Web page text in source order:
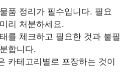
품 정리가 필수입니다. 필요
리 처분하세요.
를 체크하고 필요한 것과 불필
합니다.
카테고리별로 포장하는 것이